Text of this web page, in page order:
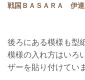
戦国ＢＡＳＡＲＡ 伊
後ろにある模様も型
模様の入れ方はいろ
ザーを貼り付けてい